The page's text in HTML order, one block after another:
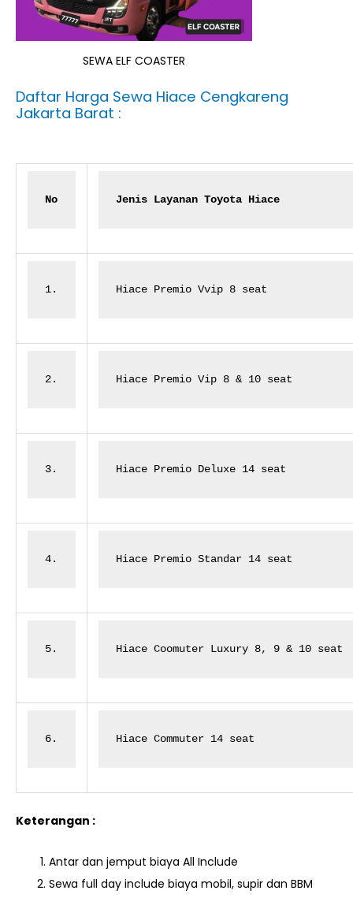
SEWA ELF COASTER
Daftar Harga Sewa Hiace Cengkareng
Jakarta Barat :
No Jenis Layanan Toyota Hiace
1. Hiace Premio Vvip 8 seat
2. Hiace Premio Vip 8 & 10 seat
3. Hiace Premio Deluxe 14 seat
4. Hiace Premio Standar 14 seat
5. Hiace Coomuter Luxury 8, 9 & 10 seat
6. Hiace Commuter 14 seat
Keterangan :
Antar dan jemput biaya All Include
Sewa full day include biaya mobil, supir dan BBM